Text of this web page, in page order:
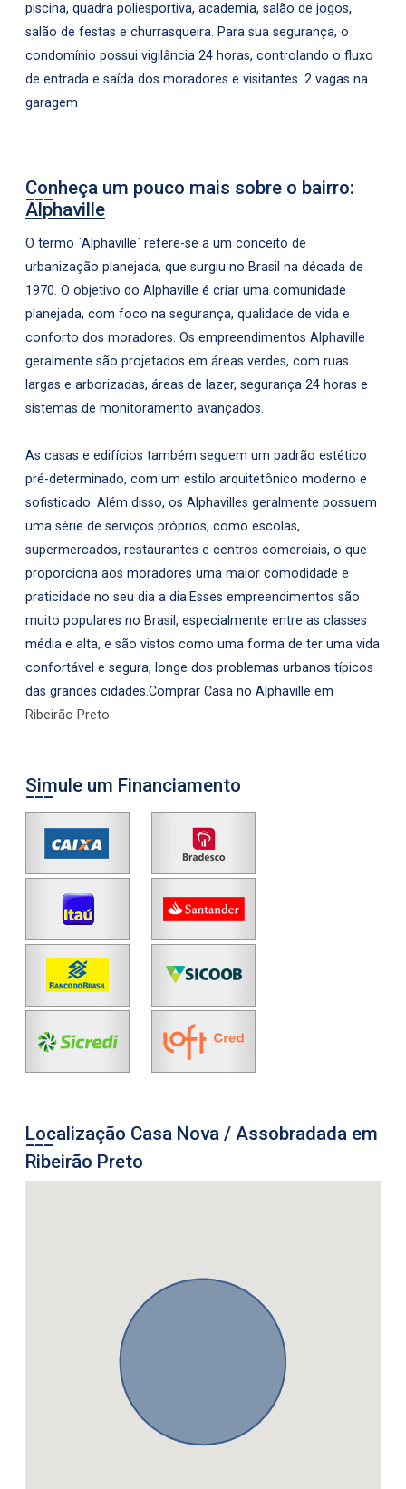
piscina, quadra poliesportiva, academia, salão de jogos,
salão de festas e churrasqueira. Para sua segurança, o
condomínio possui vigilância 24 horas, controlando o fluxo
de entrada e saída dos moradores e visitantes. 2 vagas na
garagem
Conheça um pouco mais sobre o bairro:
Alphaville
O termo `Alphaville` refere-se a um conceito de
urbanização planejada, que surgiu no Brasil na década de
1970. O objetivo do Alphaville é criar uma comunidade
planejada, com foco na segurança, qualidade de vida e
conforto dos moradores. Os empreendimentos Alphaville
geralmente são projetados em áreas verdes, com ruas
largas e arborizadas, áreas de lazer, segurança 24 horas e
sistemas de monitoramento avançados.
As casas e edifícios também seguem um padrão estético
pré-determinado, com um estilo arquitetônico moderno e
sofisticado. Além disso, os Alphavilles geralmente possuem
uma série de serviços próprios, como escolas,
supermercados, restaurantes e centros comerciais, o que
proporciona aos moradores uma maior comodidade e
praticidade no seu dia a dia.Esses empreendimentos são
muito populares no Brasil, especialmente entre as classes
média e alta, e são vistos como uma forma de ter uma vida
confortável e segura, longe dos problemas urbanos típicos
das grandes cidades.Comprar Casa no Alphaville em
Ribeirão Preto.
Simule um Financiamento
Localização Casa Nova / Assobradada em
Ribeirão Preto